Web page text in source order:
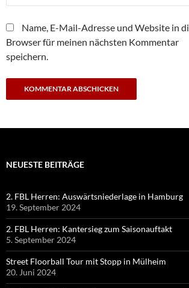
Name, E-Mail-Adresse und Website in
Browser für meinen nächsten Kommentar
speichern.
NEUESTE BEITRÄGE
2. FBL Herren: Auswärtsniederlage in Hamburg
19. September 2024
2. FBL Herren: Kantersieg zum Saisonauftakt
5. September 2024
Street Floorball Tour mit Stopp in Mülheim
20. Juni 2024